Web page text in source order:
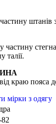
штанів
стегна
талії.
краю пояса
мірки з одягу